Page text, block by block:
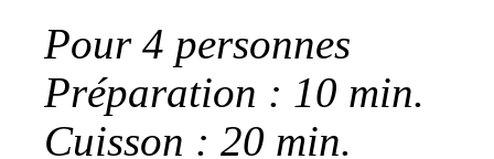
Pour 4 personnes
Préparation : 10 min.
Cuisson : 20 min.